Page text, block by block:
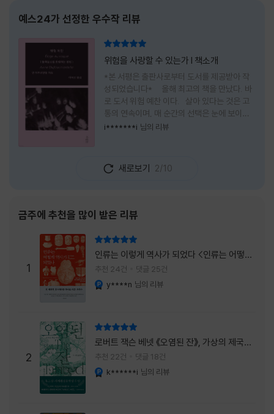
예스24가 선정한 우수작 리뷰
위험을 사랑할 수 있는가 l 책소개
*본 서평은 출판사로부터 도서를 제공받아 작
성되었습니다* 올해 최고의 책을 만났다. 바
로 도서 위험 예찬 이다. 살아 있다는 것은 고
통의 연속이며, 매 순간의 선택은 눈에 보이지
않는 위험을 감수해야 한다는 것을 의미한다.
도전하고 미지의 세계로 발을 내딛기란 결코 쉬
운 일이 아니다. 그러나 이 책을 읽다 보면 그 마
내가 진실로 원했던 방향을 향해 움직이고 있을
지도 모른다. 위험은 두려움의 대상이 아니라,
내가 진짜 원하는 삶으로 향하는 문 앞에 늘 함
께 서 있기 때문이다. 이 책은 프랑스의 철학
자이자 정신분석가인 안 뒤푸르망
i*******i 님의 리뷰
새로보기 2/10
금주에 추천을 많이 받은 리뷰
1
인류는 이렇게 역사가 되었다 <인류는 어떻게
역사가 되었나>
추천 24건 댓글 25건
y****n 님의 리뷰
2
로버트 잭슨 베넷 《오염된 잔》, 가상의 제국이
주는 실감과 미스터리 사건의 치밀함이 이루어
내는 최상의 시너지...
추천 22건 댓글 18건
k******i 님의 리뷰